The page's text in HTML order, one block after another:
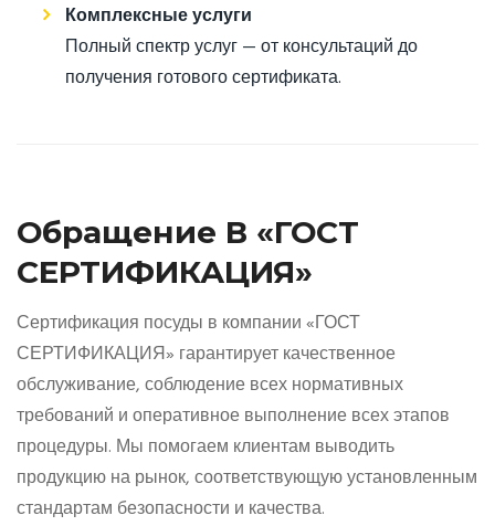
Комплексные услуги
Полный спектр услуг — от консультаций до
получения готового сертификата.
Обращение В «ГОСТ
СЕРТИФИКАЦИЯ»
Сертификация посуды в компании «ГОСТ
СЕРТИФИКАЦИЯ» гарантирует качественное
обслуживание, соблюдение всех нормативных
требований и оперативное выполнение всех этапов
процедуры. Мы помогаем клиентам выводить
продукцию на рынок, соответствующую установленным
стандартам безопасности и качества.